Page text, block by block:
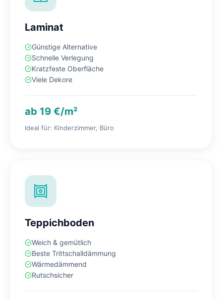
Laminat
Günstige Alternative
Schnelle Verlegung
Kratzfeste Oberfläche
Viele Dekore
ab 19 €/m²
Ideal für: Kinderzimmer, Büro
Teppichboden
Weich & gemütlich
Beste Trittschalldämmung
Wärmedämmend
Rutschsicher